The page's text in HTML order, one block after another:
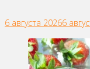
6 августа 20266